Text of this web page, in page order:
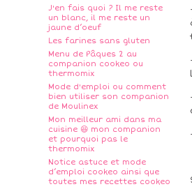
J'en fais quoi ? Il me reste
un blanc, il me reste un
jaune d’oeuf
Les farines sans gluten
Menu de Pâques 2 au
companion cookeo ou
thermomix
Mode d'emploi ou comment
bien utiliser son companion
de Moulinex
Mon meilleur ami dans ma
cuisine 😆 mon companion
et pourquoi pas le
thermomix
Notice astuce et mode
d’emploi cookeo ainsi que
toutes mes recettes cookeo